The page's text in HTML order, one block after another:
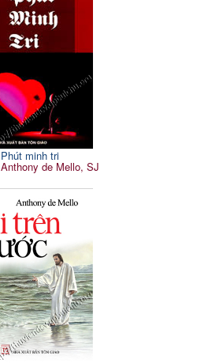
Phút minh tri
Anthony de Mello, SJ